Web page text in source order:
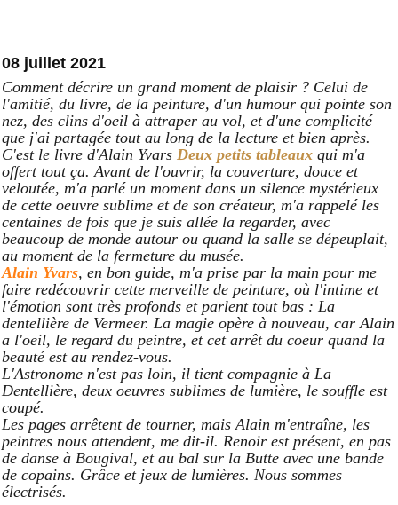
08 juillet 2021
Comment décrire un grand moment de plaisir ? Celui de
l'amitié, du livre, de la peinture, d'un humour qui pointe son
nez, des clins d'oeil à attraper au vol, et d'une complicité
que j'ai partagée tout au long de la lecture et bien après.
C'est le livre d'Alain Yvars Deux petits tableaux qui m'a
offert tout ça. Avant de l'ouvrir, la couverture, douce et
veloutée, m'a parlé un moment dans un silence mystérieux
de cette oeuvre sublime et de son créateur, m'a rappelé les
centaines de fois que je suis allée la regarder, avec
beaucoup de monde autour ou quand la salle se dépeuplait,
au moment de la fermeture du musée.
Alain Yvars, en bon guide, m'a prise par la main pour me
faire redécouvrir cette merveille de peinture, où l'intime et
l'émotion sont très profonds et parlent tout bas : La
dentellière de Vermeer. La magie opère à nouveau, car Alain
a l'oeil, le regard du peintre, et cet arrêt du coeur quand la
beauté est au rendez-vous.
L'Astronome n'est pas loin, il tient compagnie à La
Dentellière, deux oeuvres sublimes de lumière, le souffle est
coupé.
Les pages arrêtent de tourner, mais Alain m'entraîne, les
peintres nous attendent, me dit-il. Renoir est présent, en pas
de danse à Bougival, et au bal sur la Butte avec une bande
de copains. Grâce et jeux de lumières. Nous sommes
électrisés.